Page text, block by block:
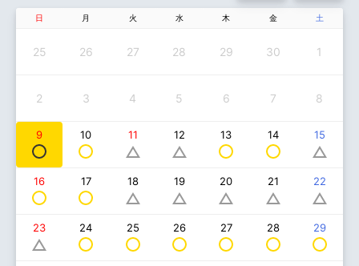
日 月 火 水 木 金 土
25 26 27 28 29 30 1
2 3 4 5 6 7 8
9 10 11 12 13 14 15
16 17 18 19 20 21 22
23 24 25 26 27 28 29